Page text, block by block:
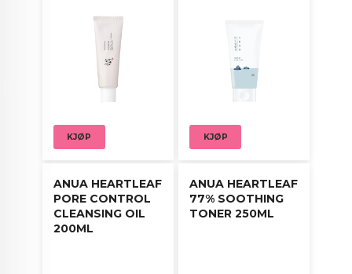
KJØP KJØP
ANUA HEARTLEAF
PORE CONTROL
CLEANSING OIL
200ML
ANUA HEARTLEAF
77% SOOTHING
TONER 250ML